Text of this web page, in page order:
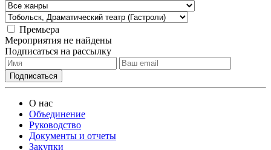
Премьера
Мероприятия не найдены
Подписаться на рассылку
О нас
Объединение
Руководство
Документы и отчеты
Закупки